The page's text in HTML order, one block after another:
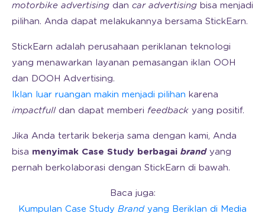
motorbike advertising dan car advertising bisa menjadi
pilihan. Anda dapat melakukannya bersama StickEarn.
StickEarn adalah perusahaan periklanan teknologi
yang menawarkan layanan pemasangan iklan OOH
dan DOOH Advertising.
Iklan luar ruangan makin menjadi pilihan karena
impactfulldan dapat memberi feedback yang positif.
Jika Anda tertarik bekerja sama dengan kami, Anda
bisa menyimak Case Study berbagai brandyang
pernah berkolaborasi dengan StickEarn di bawah.
Baca juga:
Kumpulan Case Study Brandyang Beriklan di Media